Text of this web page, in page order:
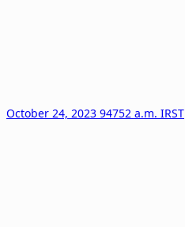
October 24, 2023 94752 a.m. IRST